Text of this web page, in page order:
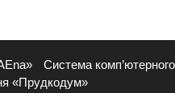
Система
«Прудкодум»